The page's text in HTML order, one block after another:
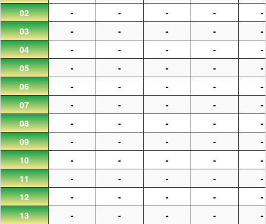
02
- - - -
-
03
- - - -
-
04
- - - -
-
05
- - - -
-
06
- - - -
-
07
- - - -
-
08
- - - -
-
09
- - - -
-
10
- - - -
-
11
- - - -
-
12
- - - -
-
13
- - - -
-